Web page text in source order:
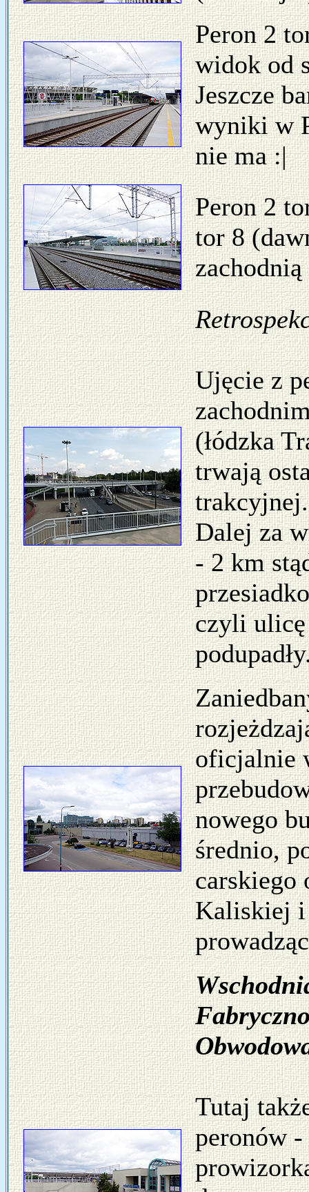
Peron 2
widok od
Jeszcze
wyniki w
nie ma :|
Peron 2
tor 8
Ujęcie z
(łódzka
trwają
Dalej za
- 2 km
czyli ulicę
oficjalnie
nowego
średnio,
carskiego
Kaliskiej i
Tutaj
peronów -